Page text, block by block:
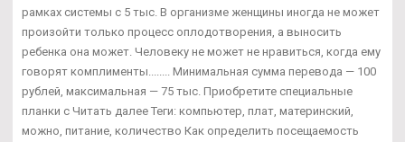
рамках системы с 5 тыс. В организме женщины иногда не может
произойти только процесс оплодотворения, а выносить
ребенка она может. Человеку не может не нравиться, когда ему
говорят комплименты........ Минимальная сумма перевода — 100
рублей, максимальная — 75 тыс. Приобретите специальные
планки с Читать далее Теги: компьютер, плат, материнский,
можно, питание, количество Как определить посещаемость